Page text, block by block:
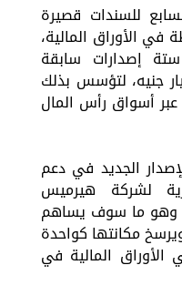
للسندات قصيرة
الأوراق المالية،
إصدارات سابقة
تقارب 3.2 مليار جنيه، لتؤسس بذلك
أسواق رأس المال
الجديد في دعم
لشركة هيرميس
وهو ما سوف يساهم
مكانتها كواحدة
المالية في